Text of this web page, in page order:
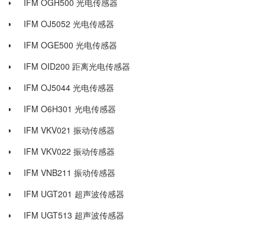
IFM OGH500 光电传感器
IFM OJ5052 光电传感器
IFM OGE500 光电传感器
IFM OID200 距离光电传感器
IFM OJ5044 光电传感器
IFM O6H301 光电传感器
IFM VKV021 振动传感器
IFM VKV022 振动传感器
IFM VNB211 振动传感器
IFM UGT201 超声波传感器
IFM UGT513 超声波传感器